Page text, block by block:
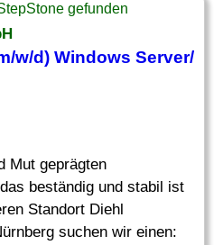
gefunden
w/d) Windows Server/
Mut geprägten
beständig und stabil ist
Standort Diehl
suchen wir einen: